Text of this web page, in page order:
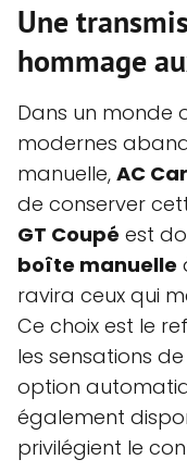
Une
hommage
Dans un monde
modernes
manuelle, AC
de conserver
GT Coupé est
boîte manuelle
ravira ceux qui
Ce choix est le
les sensations
option
également
privilégient le